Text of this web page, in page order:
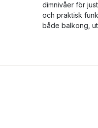
dimnivåer för
och praktisk
både balkong,